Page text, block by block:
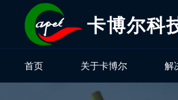
卡博尔科
首页 关于卡博尔 解